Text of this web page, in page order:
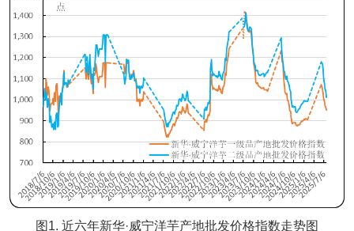
图1. 近六年新华·威宁洋芋产地批发价格指数走势图